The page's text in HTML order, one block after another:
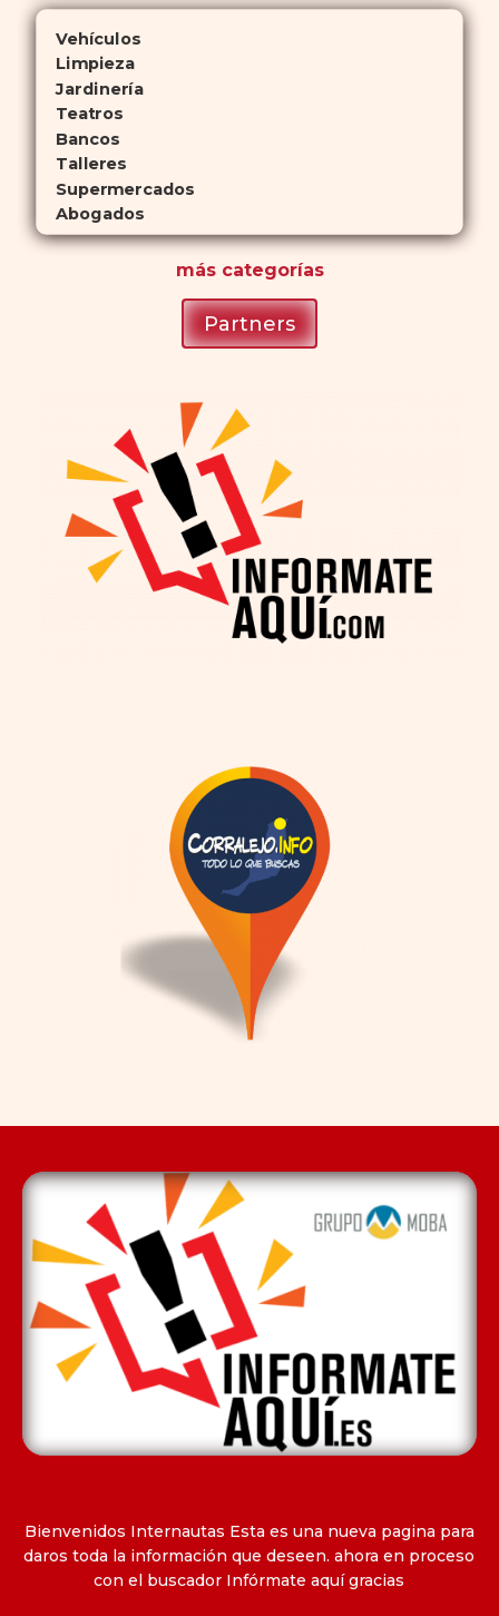
Vehículos
Limpieza
Jardinería
Teatros
Bancos
Talleres
Supermercados
Abogados
máscategorías
Partners
Bienvenidos Internautas Esta es una nueva pagina para
daros toda la información que deseen. ahora en proceso
con el buscador Infórmate aquí gracias